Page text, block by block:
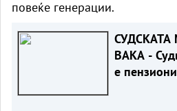
повеќе генерации.
СУДСКАТА МАФИЈА РАБОТИ
ВАКА -
е